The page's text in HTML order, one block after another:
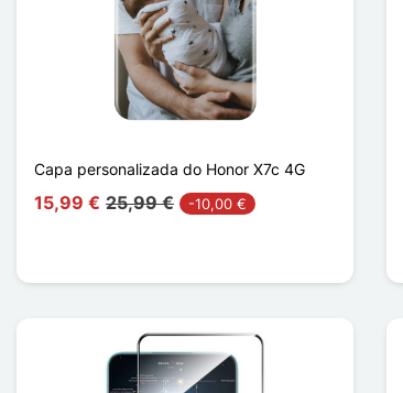
Capa personalizada do Honor X7c 4G
15,99 € 25,99 € -10,00 €